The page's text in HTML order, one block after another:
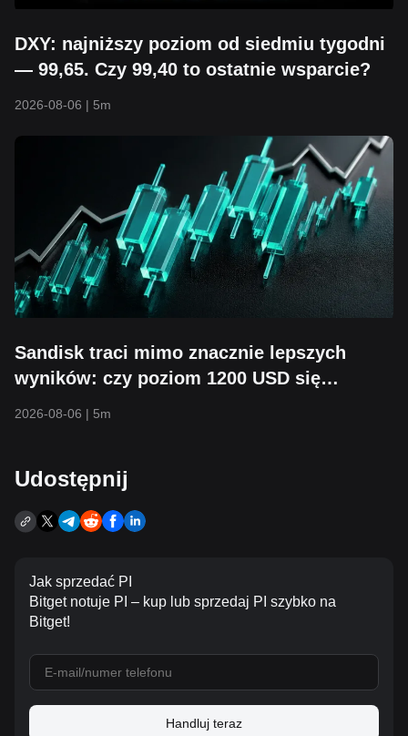
DXY: najniższy poziom od siedmiu tygodni
— 99,65. Czy 99,40 to ostatnie wsparcie?
2026-08-06 | 5m
Sandisk traci mimo znacznie lepszych
wyników: czy poziom 1200 USD się
2026-08-06 | 5m
Udostępnij
Jak sprzedać PI
Bitget notuje PI – kup lub sprzedaj PI szybko na
Bitget!
Handluj teraz